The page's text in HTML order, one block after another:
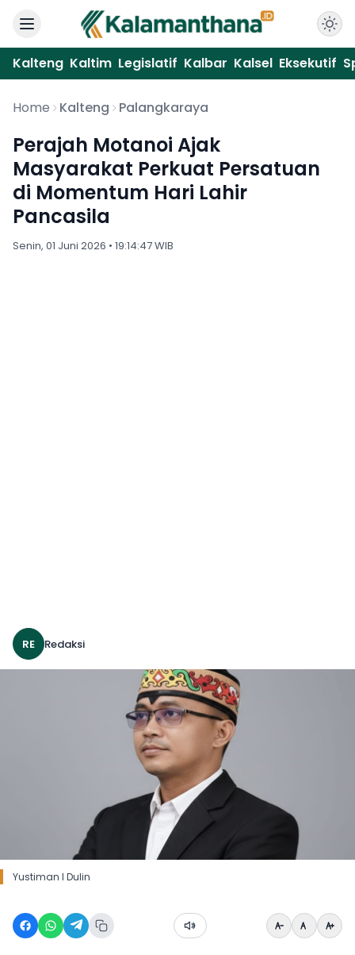
Kalteng Kaltim Legislatif Kalbar Kalsel Eksekutif
Home Kalteng Palangkaraya
Perajah Motanoi Ajak
Masyarakat Perkuat Persatuan
di Momentum Hari Lahir
Pancasila
Senin, 01 Juni 2026 • 19:14:47 WIB
RE Redaksi
Yustiman I Dulin